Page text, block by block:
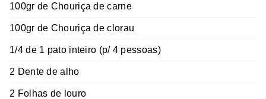
100gr de Chouriça de carne
100gr de Chouriça de clorau
1/4 de 1 pato inteiro (p/ 4 pessoas)
2 Dente de alho
2 Folhas de louro